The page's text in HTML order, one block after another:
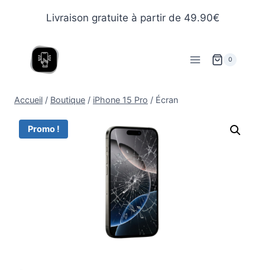
Livraison gratuite à partir de 49.90€
0
Accueil / Boutique / iPhone 15 Pro / Écran
Promo !